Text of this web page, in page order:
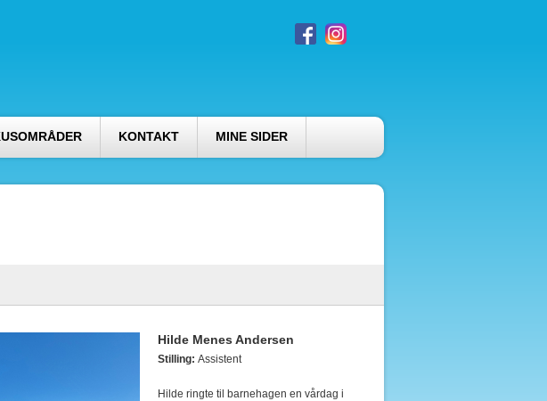
KONTAKT MINE SIDER
Hilde Menes Andersen
Stilling: Assistent
Hilde ringte til barnehagen en vårdag i